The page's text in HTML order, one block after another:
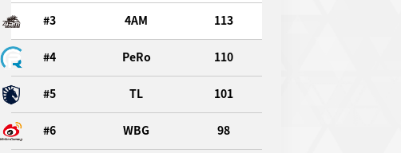
#3 4AM 113
#4 PeRo 110
#5 TL 101
#6 WBG 98